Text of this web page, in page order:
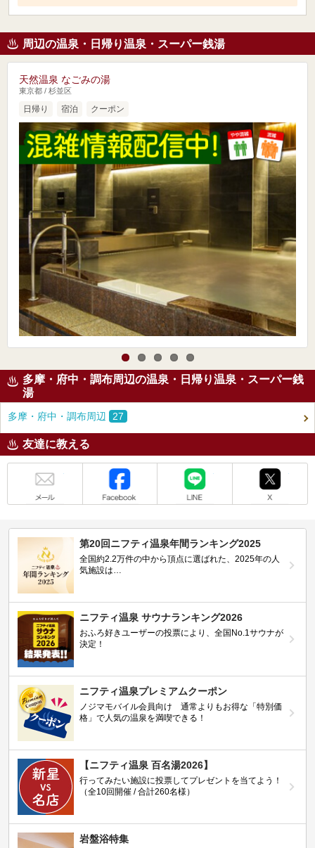
周辺の温泉・日帰り温泉・スーパー銭湯
天然温泉 なごみの湯
東京都 / 杉並区
日帰り 宿泊 クーポン
多摩・府中・調布周辺の温泉・日帰り温泉・スーパー銭
湯
多摩・府中・調布周辺 27
友達に教える
第20回ニフティ温泉年間ランキング2025
全国約2.2万件の中から頂点に選ばれた、2025年の人
気施設は…
ニフティ温泉 サウナランキング2026
おふろ好きユーザーの投票により、全国No.1サウナが
決定！
ニフティ温泉プレミアムクーポン
ノジマモバイル会員向け 通常よりもお得な「特別価
格」で人気の温泉を満喫できる！
【ニフティ温泉 百名湯2026】
行ってみたい施設に投票してプレゼントを当てよう！
（全10回開催 / 合計260名様）
岩盤浴特集